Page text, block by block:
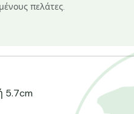
πελάτες.
5.7cm